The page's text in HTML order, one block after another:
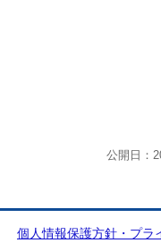
公開日：
個人情報保護方針・プラ